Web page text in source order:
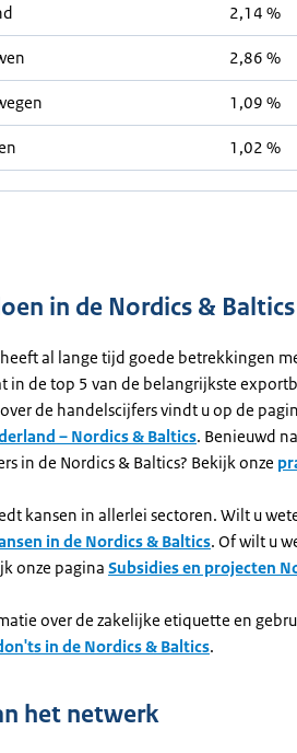
2,14 %
2,86 %
1,09 %
1,02 %
in de Nordics & Baltics
al lange tijd goede betrekkingen
in de top 5 van de belangrijkste
de handelscijfers vindt u op de
– Nordics & Baltics. Benieuwd
in de Nordics & Baltics? Bekijk onze
kansen in allerlei sectoren. Wilt u
in de Nordics & Baltics. Of wilt u
onze pagina Subsidies en projecten
over de zakelijke etiquette en
in de Nordics & Baltics.
het netwerk